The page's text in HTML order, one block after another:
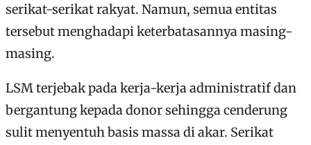
serikat-serikat rakyat. Namun, semua entitas
tersebut menghadapi keterbatasannya masing-
masing.
LSM terjebak pada kerja-kerja administratif dan
bergantung kepada donor sehingga cenderung
sulit menyentuh basis massa di akar. Serikat